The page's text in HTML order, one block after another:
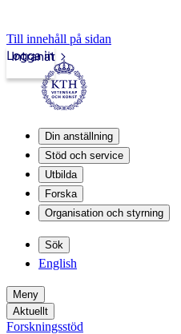
Till innehåll på sidan
Intranät
Logga in
Din anställning
Stöd och service
Utbilda
Forska
Organisation och styrning
Sök
English
Meny
Aktuellt
Forskningsstöd